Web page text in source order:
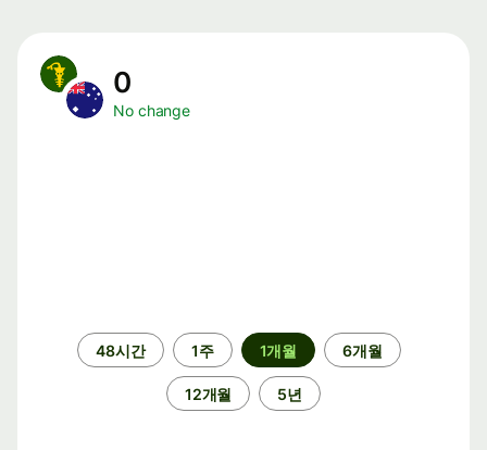
0
No change
48시간 1주 1개월 6개월
12개월 5년